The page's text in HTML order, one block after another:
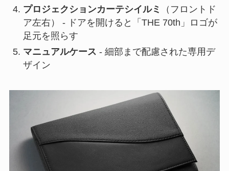
プロジェクションカーテシイルミ
（フロントド
ア左右） - ドアを開けると「THE 70th」ロゴが
足元を照らす
マニュアルケース - 細部まで配慮された専用デ
ザイン